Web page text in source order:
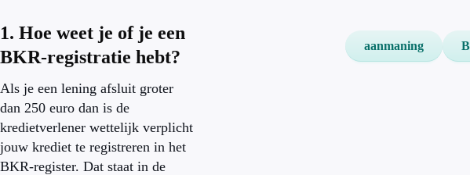
1. Hoe weet je of je een
BKR-registratie hebt?
Als je een lening afsluit groter
dan 250 euro dan is de
kredietverlener wettelijk verplicht
jouw krediet te registreren in het
BKR-register. Dat staat in de
aanmaning